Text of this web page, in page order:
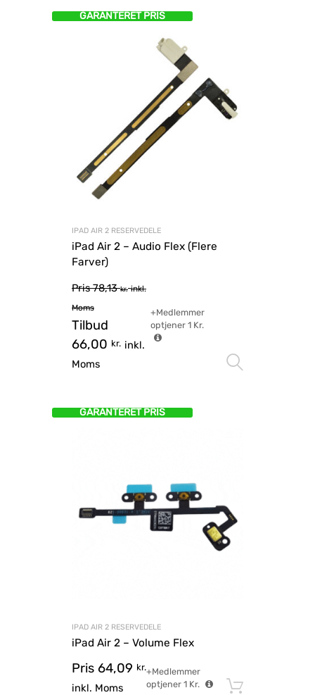
GARANTERET PRIS
IPAD AIR 2 RESERVEDELE
iPad Air 2 – Audio Flex (Flere
Farver)
Pris78,13kr. inkl.
Moms
Tilbud
66,00 kr. inkl.
Moms
+Medlemmer
optjener 1Kr.
GARANTERET PRIS
IPAD AIR 2 RESERVEDELE
iPad Air 2 – Volume Flex
Pris 64,09 kr.
inkl. Moms
+Medlemmer
optjener1 Kr.